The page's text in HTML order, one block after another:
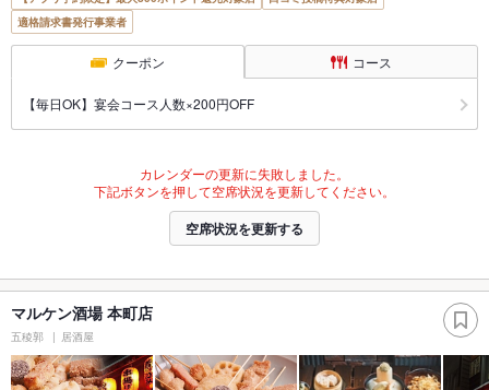
適格請求書発行事業者
クーポン コース
【毎日OK】宴会コース人数×200円OFF
カレンダーの更新に失敗しました。
下記ボタンを押して空席状況を更新してください。
空席状況を更新する
マルケン酒場 本町店
五稜郭 居酒屋